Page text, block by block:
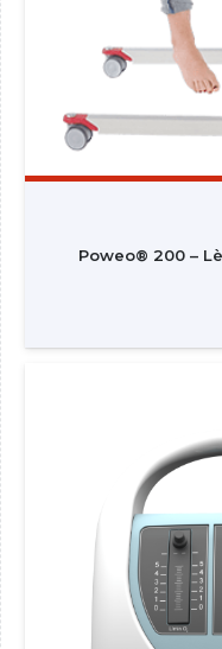
Poweo® 200 –